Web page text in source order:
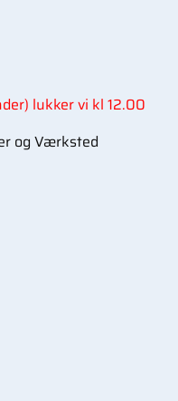
lukker vi kl 12.00
og Værksted